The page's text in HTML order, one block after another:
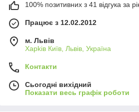
100% позитивних з 41 відгука за
Працює з 12.02.2012
м. Львів
Харkiв Київ, Львів, Україна
Контакти
Сьогодні вихідний
Показати весь графік роботи